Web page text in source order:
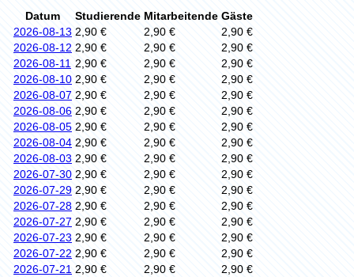
Datum Studierende Mitarbeitende Gäste
2026-08-13 2,90 € 2,90 €
2,90 €
2026-08-12 2,90 € 2,90 €
2,90 €
2026-08-11 2,90 € 2,90 €
2,90 €
2026-08-10 2,90 € 2,90 €
2,90 €
2026-08-07 2,90 € 2,90 €
2,90 €
2026-08-06 2,90 € 2,90 €
2,90 €
2026-08-05 2,90 € 2,90 €
2,90 €
2026-08-04 2,90 € 2,90 €
2,90 €
2026-08-03 2,90 € 2,90 €
2,90 €
2026-07-30 2,90 € 2,90 €
2,90 €
2026-07-29 2,90 € 2,90 €
2,90 €
2026-07-28 2,90 € 2,90 €
2,90 €
2026-07-27 2,90 € 2,90 €
2,90 €
2026-07-23 2,90 € 2,90 €
2,90 €
2026-07-22 2,90 € 2,90 €
2,90 €
2026-07-21 2,90 € 2,90 €
2,90 €